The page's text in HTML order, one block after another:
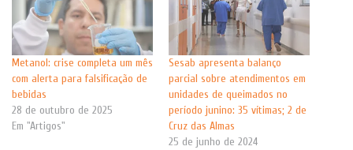
Metanol: crise completa um mês
com alerta para falsificação de
bebidas
28 de outubro de 2025
Em "Artigos"
Sesab apresenta balanço
parcial sobre atendimentos em
unidades de queimados no
período junino: 35 vítimas; 2 de
Cruz das Almas
25 de junho de 2024